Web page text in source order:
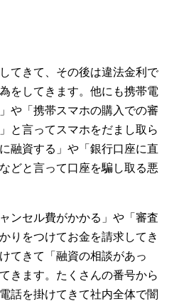
てきて、その後は違法金利で
をしてきます。他にも携帯電
や「携帯スマホの購入での審
と言ってスマホをだまし取ら
融資する」や「銀行口座に直
どと言って口座を騙し取る悪
ンセル費がかかる」や「審査
りをつけてお金を請求してき
てきて「融資の相談があっ
きます。たくさんの番号から
話を掛けてきて社内全体で闇